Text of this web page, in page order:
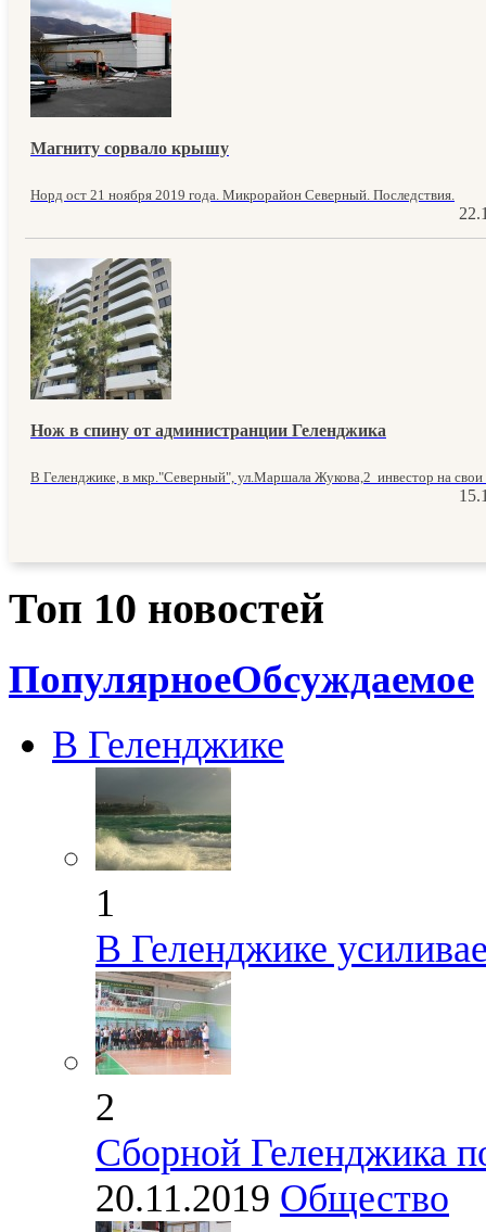
Магниту сорвало крышу
Норд ост 21 ноября 2019 года. Микрорайон Северный. Последствия.
Нож в спину от администранции Геленджика
В Геленджике, в мкр."Северный", ул.Маршала Жукова,2 инвестор на свои
Топ 10 новостей
ПопулярноеОбсуждаемое
В Геленджике
1
В Геленджике
2
Сборной Геленджика
20.11.2019 Общество